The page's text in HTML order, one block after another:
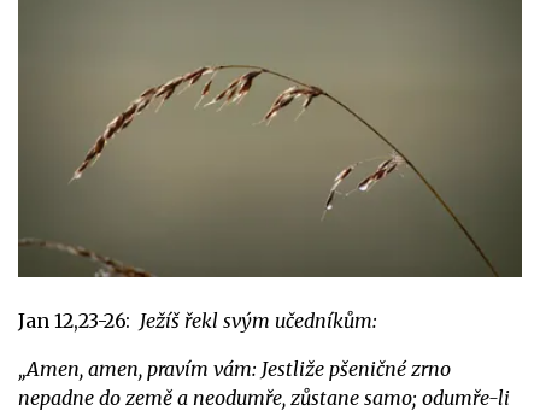
Jan 12,23-26: Ježíš řekl svým učedníkům:
„Amen, amen, pravím vám: Jestliže pšeničné zrno
nepadne do země a neodumře, zůstane samo; odumře-li